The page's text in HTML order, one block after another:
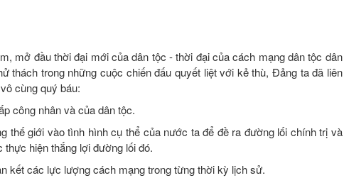
mở đầu thời đại mới của dân tộc - thời đại của cách mạng dân tộc dân
thách trong những cuộc chiến đấu quyết liệt với kẻ thù, Đảng ta đã liên
cùng quý báu:
công nhân và của dân tộc.
thế giới vào tình hình cụ thể của nước ta để đề ra đường lối chính trị và
hiện thắng lợi đường lối đó.
kết các lực lượng cách mạng trong từng thời kỳ lịch sử.